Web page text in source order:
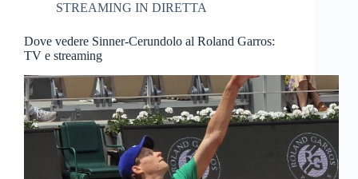
STREAMING IN DIRETTA
Dove vedere Sinner-Cerundolo al Roland Garros:
TV e streaming